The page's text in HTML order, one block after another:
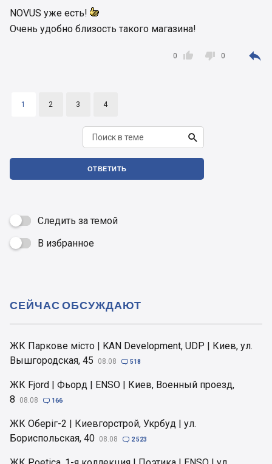
NOVUS уже есть!
Очень удобно близость такого магазина!

0  0 
1 2 3 4

ОТВЕТИТЬ
Следить за темой
 В избранное
ЖК Паркове місто | KAN Development, UDP | Киев, ул.
Вышгородская, 45
08.08  518
ЖК Fjord | Фьорд | ENSO | Киев, Военный проезд,
8
08.08  166
ЖК Оберіг-2 | Киевгорстрой, Укрбуд | ул.
Бориспольская, 40 08.08  2 523
СЕЙЧАС ОБСУЖДАЮТ